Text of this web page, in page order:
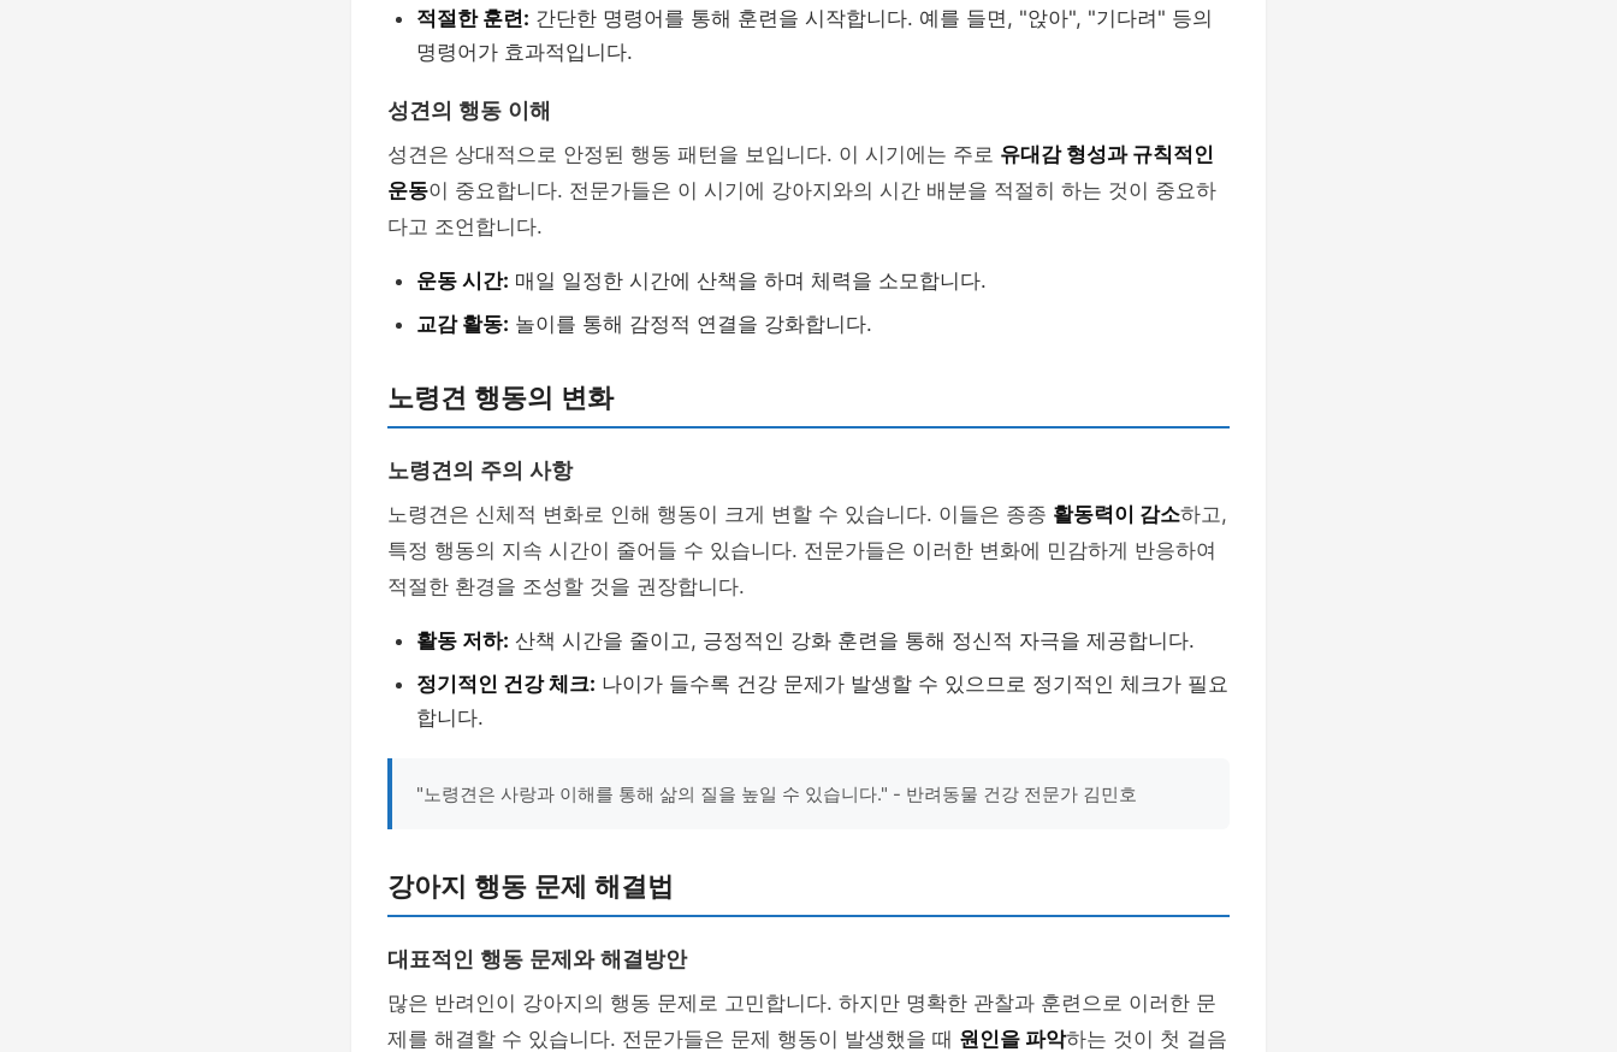
적절한 훈련: 간단한 명령어를 통해 훈련을 시작합니다. 예를 들면, "앉아", "기다려" 등의
명령어가 효과적입니다.
성견의 행동 이해
성견은 상대적으로 안정된 행동 패턴을 보입니다. 이 시기에는 주로 유대감 형성과 규칙적인
운동이 중요합니다. 전문가들은 이 시기에 강아지와의 시간 배분을 적절히 하는 것이 중요하
다고 조언합니다.
운동 시간: 매일 일정한 시간에 산책을 하며 체력을 소모합니다.
교감 활동: 놀이를 통해 감정적 연결을 강화합니다.
노령견 행동의 변화
노령견의 주의 사항
노령견은 신체적 변화로 인해 행동이 크게 변할 수 있습니다. 이들은 종종 활동력이 감소하고,
특정 행동의 지속 시간이 줄어들 수 있습니다. 전문가들은 이러한 변화에 민감하게 반응하여
적절한 환경을 조성할 것을 권장합니다.
활동 저하: 산책 시간을 줄이고, 긍정적인 강화 훈련을 통해 정신적 자극을 제공합니다.
정기적인 건강 체크: 나이가 들수록 건강 문제가 발생할 수 있으므로 정기적인 체크가 필요
합니다.
"노령견은 사랑과 이해를 통해 삶의 질을 높일 수 있습니다." - 반려동물 건강 전문가 김민호
강아지 행동 문제 해결법
대표적인 행동 문제와 해결방안
많은 반려인이 강아지의 행동 문제로 고민합니다. 하지만 명확한 관찰과 훈련으로 이러한 문
제를 해결할 수 있습니다. 전문가들은 문제 행동이 발생했을 때 원인을 파악하는 것이 첫 걸음